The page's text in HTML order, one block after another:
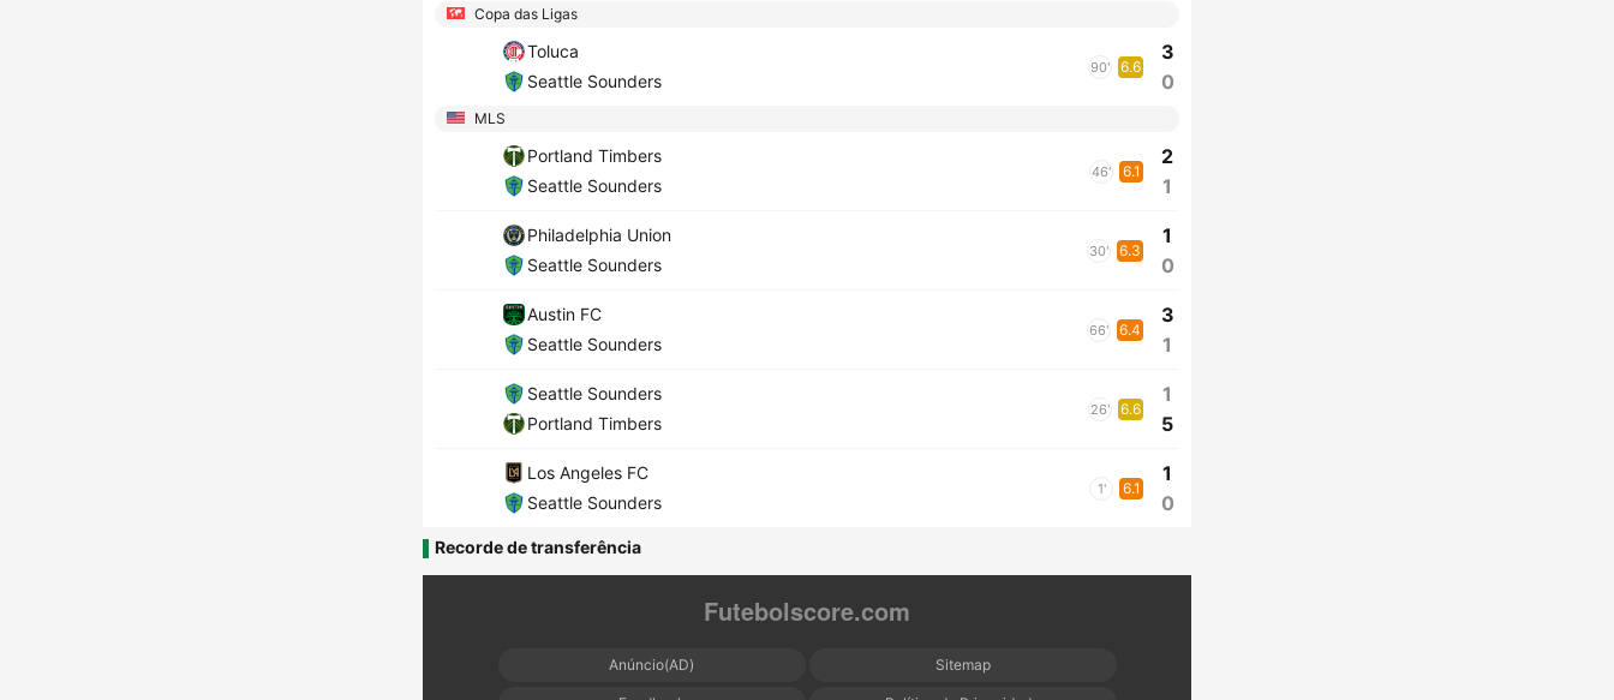
Copa das Ligas
Toluca
Seattle Sounders
90' 6.6
3
0
MLS
Portland Timbers
Seattle Sounders
46' 6.1
2
1
Philadelphia Union
Seattle Sounders
30' 6.3
1
0
Austin FC
Seattle Sounders
66' 6.4
3
1
Seattle Sounders
Portland Timbers
26' 6.6
1
5
Los Angeles FC
Seattle Sounders
1' 6.1
1
0
Recorde de transferência
Futebolscore.com
Anúncio(AD) Sitemap